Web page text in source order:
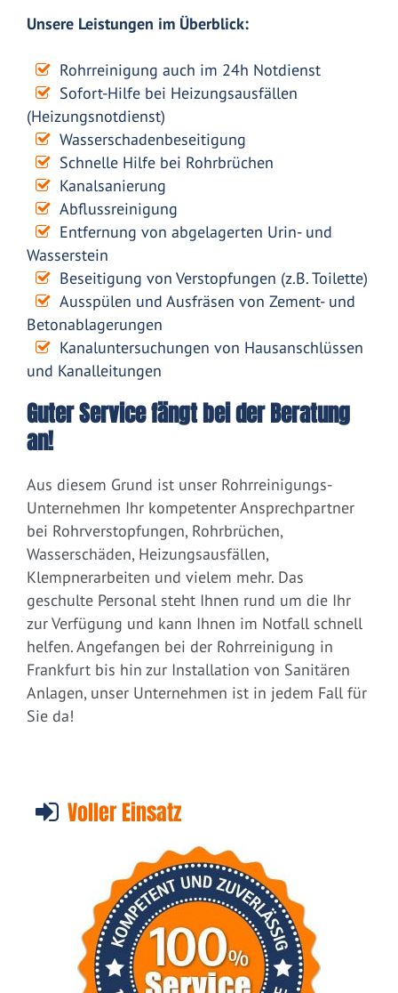
Unsere Leistungen im Überblick:
Rohrreinigung auch im 24h Notdienst
Sofort-Hilfe bei Heizungsausfällen
(Heizungsnotdienst)
Wasserschadenbeseitigung
Schnelle Hilfe bei Rohrbrüchen
Kanalsanierung
Abflussreinigung
Entfernung von abgelagerten Urin- und
Wasserstein
Beseitigung von Verstopfungen (z.B. Toilette)
Ausspülen und Ausfräsen von Zement- und
Betonablagerungen
Kanaluntersuchungen von Hausanschlüssen
und Kanalleitungen
Guter Service fängt bei der Beratung
an!
Aus diesem Grund ist unser Rohrreinigungs-
Unternehmen Ihr kompetenter Ansprechpartner
bei Rohrverstopfungen, Rohrbrüchen,
Wasserschäden, Heizungsausfällen,
Klempnerarbeiten und vielem mehr. Das
geschulte Personal steht Ihnen rund um die Ihr
zur Verfügung und kann Ihnen im Notfall schnell
helfen. Angefangen bei der Rohrreinigung in
Frankfurt bis hin zur Installation von Sanitären
Anlagen, unser Unternehmen ist in jedem Fall für
Sie da!
Voller Einsatz